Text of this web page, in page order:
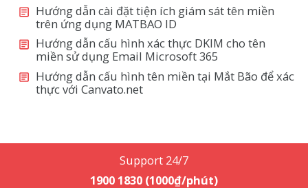
Hướng dẫn cài đặt tiện ích giám sát tên miền
trên ứng dụng MATBAO ID
Hướng dẫn cấu hình xác thực DKIM cho tên
miền sử dụng Email Microsoft 365
Hướng dẫn cấu hình tên miền tại Mắt Bão để xác
thực với Canvato.net
Support 24/7
1900 1830 (1000₫/phút)